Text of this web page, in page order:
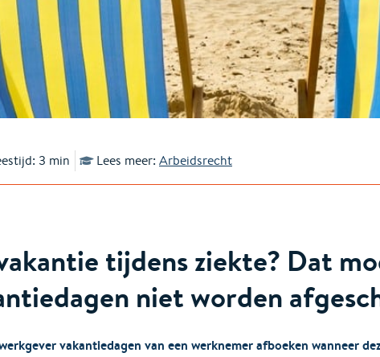
3 min Lees meer: Arbeidsrecht
tijdens ziekte? Dat
niet worden
vakantiedagen van een werknemer afboeken wanneer